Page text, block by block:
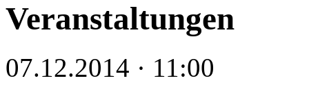
Veranstaltungen
07.12.2014 · 11:00